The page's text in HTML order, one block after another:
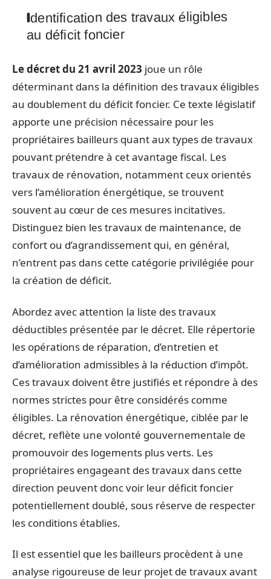
Identification des travaux éligibles
au déficit foncier
Le décret du 21 avril 2023 joue un rôle
déterminant dans la définition des travaux éligibles
au doublement du déficit foncier. Ce texte législatif
apporte une précision nécessaire pour les
propriétaires bailleurs quant aux types de travaux
pouvant prétendre à cet avantage fiscal. Les
travaux de rénovation, notamment ceux orientés
vers l’amélioration énergétique, se trouvent
souvent au cœur de ces mesures incitatives.
Distinguez bien les travaux de maintenance, de
confort ou d’agrandissement qui, en général,
n’entrent pas dans cette catégorie privilégiée pour
la création de déficit.
Abordez avec attention la liste des travaux
déductibles présentée par le décret. Elle répertorie
les opérations de réparation, d’entretien et
d’amélioration admissibles à la réduction d’impôt.
Ces travaux doivent être justifiés et répondre à des
normes strictes pour être considérés comme
éligibles. La rénovation énergétique, ciblée par le
décret, reflète une volonté gouvernementale de
promouvoir des logements plus verts. Les
propriétaires engageant des travaux dans cette
direction peuvent donc voir leur déficit foncier
potentiellement doublé, sous réserve de respecter
les conditions établies.
Il est essentiel que les bailleurs procèdent à une
analyse rigoureuse de leur projet de travaux avant